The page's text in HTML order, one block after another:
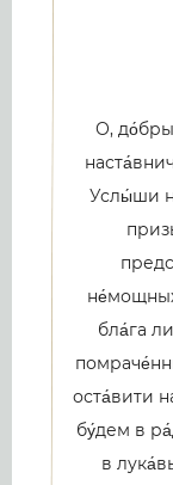
О,
Услы́ши
бла́га
оста́вити
бу́дем в
в